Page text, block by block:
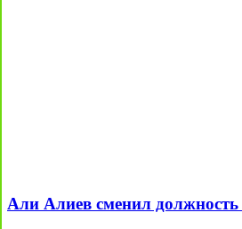
Али Алиев сменил должность